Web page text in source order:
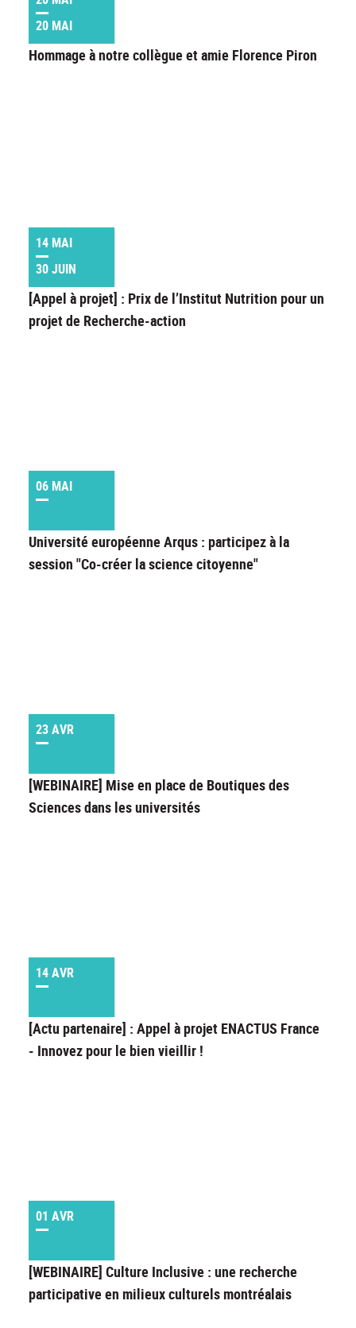
20 MAI
Hommage à notre collègue et amie Florence Piron
14 MAI
30 JUIN
[Appel à projet] : Prix de l’Institut Nutrition pour un
projet de Recherche-action
06 MAI
Université européenne Arqus : participez à la
session "Co-créer la science citoyenne"
23 AVR
[WEBINAIRE] Mise en place de Boutiques des
Sciences dans les universités
14 AVR
[Actu partenaire] : Appel à projet ENACTUS France
- Innovez pour le bien vieillir !
01 AVR
[WEBINAIRE] Culture Inclusive : une recherche
participative en milieux culturels montréalais